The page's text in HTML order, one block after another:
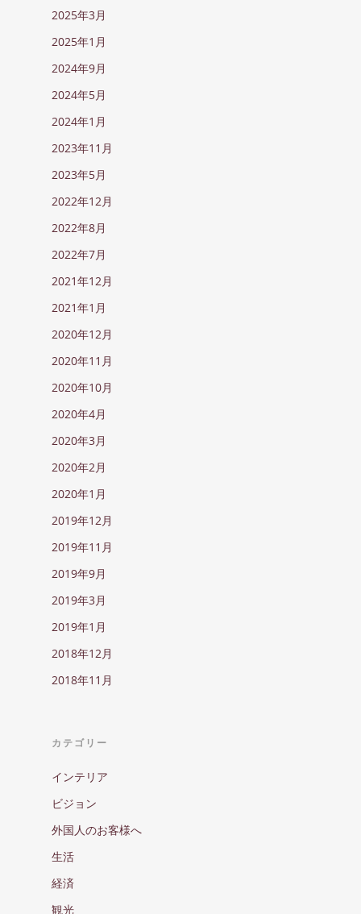
2025年3月
2025年1月
2024年9月
2024年5月
2024年1月
2023年11月
2023年5月
2022年12月
2022年8月
2022年7月
2021年12月
2021年1月
2020年12月
2020年11月
2020年10月
2020年4月
2020年3月
2020年2月
2020年1月
2019年12月
2019年11月
2019年9月
2019年3月
2019年1月
2018年12月
2018年11月
カテゴリー
インテリア
ビジョン
外国人のお客様へ
生活
経済
観光